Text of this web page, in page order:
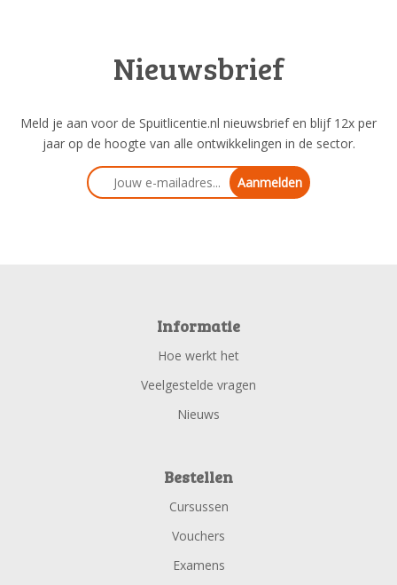
Nieuwsbrief
Meld je aan voor de Spuitlicentie.nl nieuwsbrief en blijf 12x per
jaar op de hoogte van alle ontwikkelingen in de sector.
Aanmelden
Informatie
Hoe werkt het
Veelgestelde vragen
Nieuws
Bestellen
Cursussen
Vouchers
Examens